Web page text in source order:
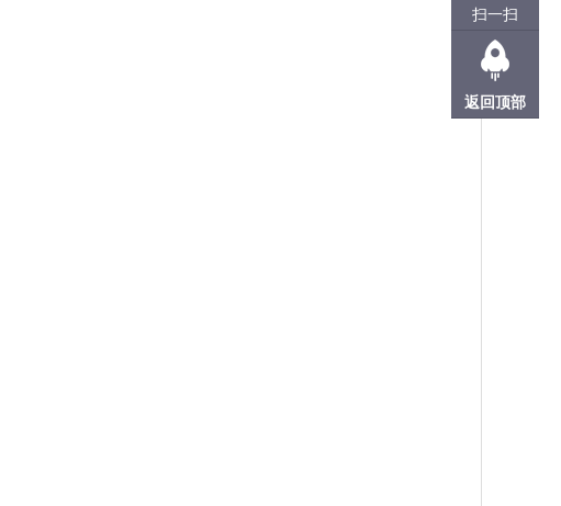
扫一扫
返回顶部